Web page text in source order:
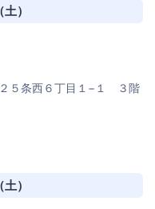
）
５条西６丁目１−１ ３階
）